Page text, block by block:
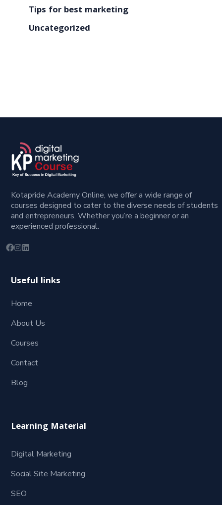
Tips for best marketing
Uncategorized
Kotapride Academy Online, we offer a wide range of
courses designed to cater to the diverse needs of students
and entrepreneurs. Whether you’re a beginner or an
experienced professional.
Useful links
Home
About Us
Courses
Contact
Blog
Learning Material
Digital Marketing
Social Site Marketing
SEO